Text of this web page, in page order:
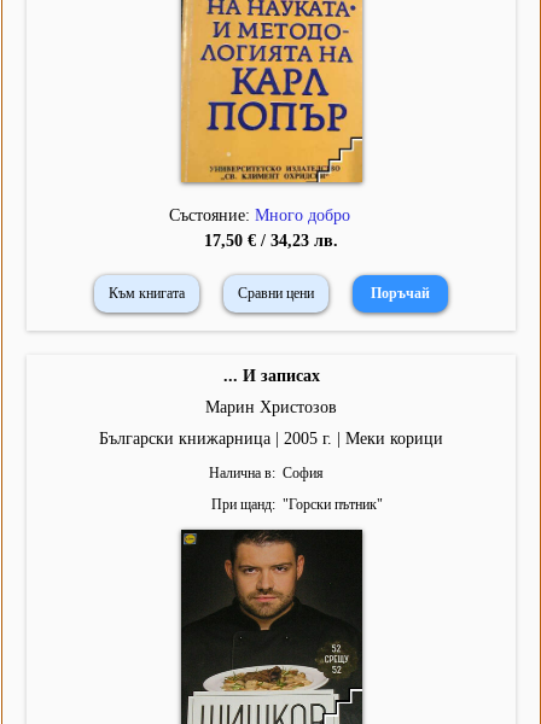
Състояние: Много добро
17,50 € / 34,23 лв.
Към книгата Сравни цени
... И записах
Марин Христозов
Български книжарница | 2005 г. | Меки корици
Налична в
София
При щанд
"Горски пътник"